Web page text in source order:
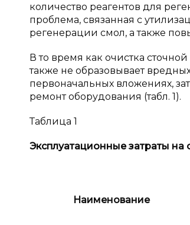
количество реагентов для
проблема, связанная с
регенерации смол, а также
В то время как очистка
также не образовывает
первоначальных вложениях,
ремонт оборудования (табл. 1).
Таблица 1
Эксплуатационные затраты
Наименование